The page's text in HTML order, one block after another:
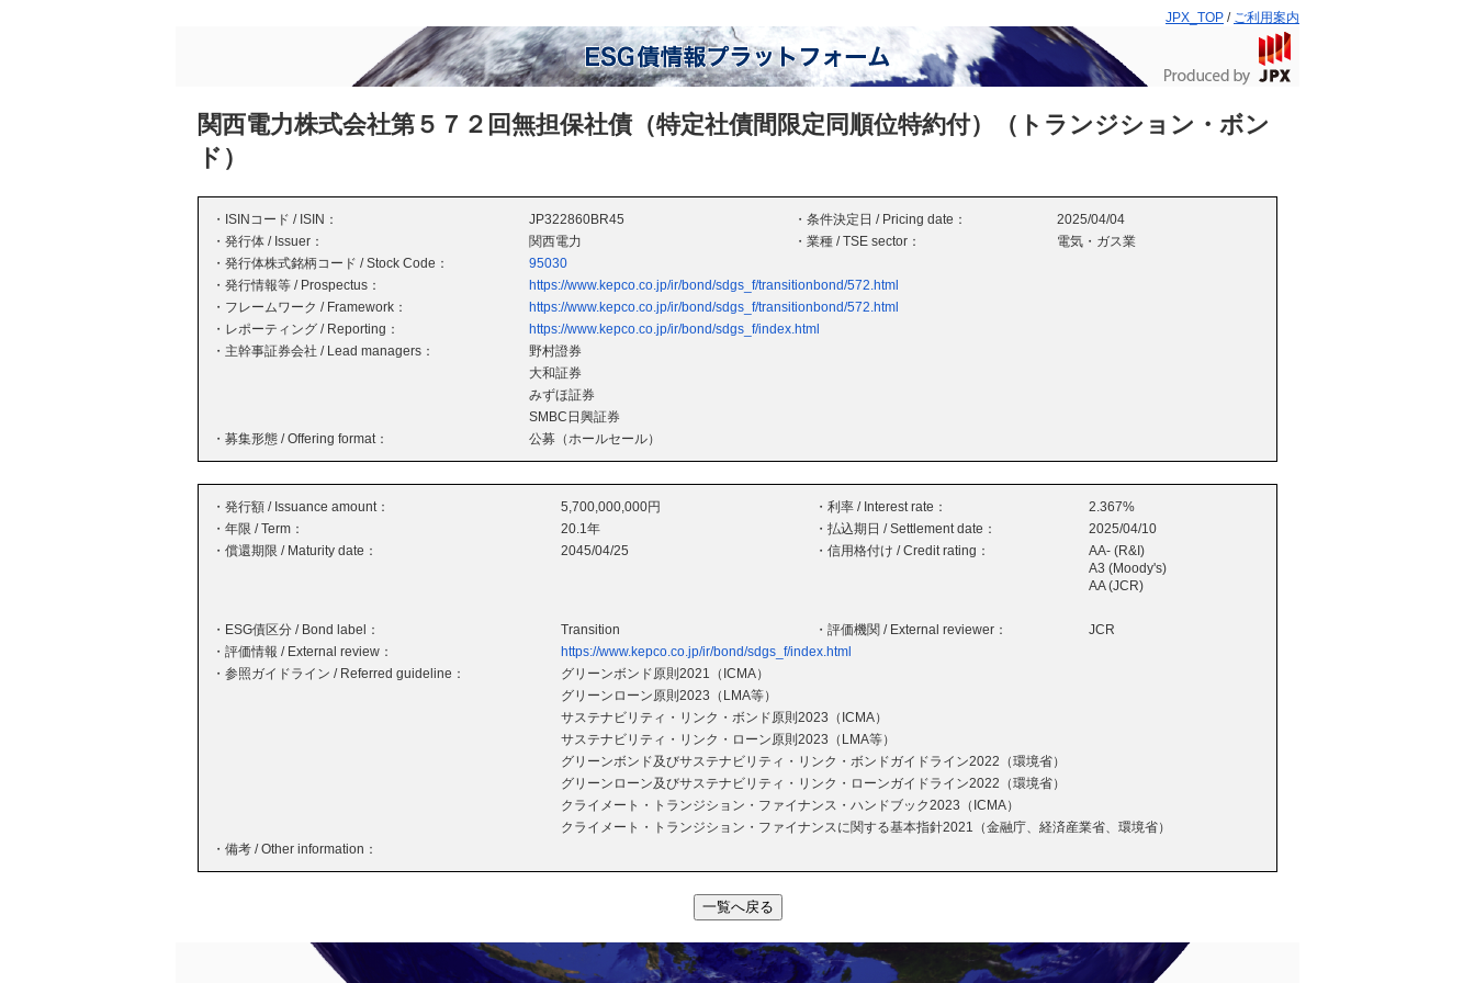
JPX_TOP / ご利用案内
関西電力株式会社第５７２回無担保社債（特定社債間限定同順位特約付）（トランジション・ボン
ド）
・ISINコード / ISIN： JP322860BR45 ・条件決定日 / Pricing date：
2025/04/04
・発行体 / Issuer：
関西電力 ・業種 / TSE sector：
電気・ガス業
・発行体株式銘柄コード / Stock Code：
95030
・発行情報等 / Prospectus：
https://www.kepco.co.jp/ir/bond/sdgs_f/transitionbond/572.html
・フレームワーク / Framework：
https://www.kepco.co.jp/ir/bond/sdgs_f/transitionbond/572.html
・レポーティング / Reporting：
https://www.kepco.co.jp/ir/bond/sdgs_f/index.html
・主幹事証券会社 / Lead managers：
野村證券
大和証券
みずほ証券
SMBC日興証券
・募集形態 / Offering format：
公募（ホールセール）
・発行額 / Issuance amount： 5,700,000,000円 ・利率 / Interest rate：
2.367%
・年限 / Term：
20.1年 ・払込期日 / Settlement date：
2025/04/10
・償還期限 / Maturity date：
2045/04/25 ・信用格付け / Credit rating：
AA- (R&I)
A3 (Moody's)
AA (JCR)
・ESG債区分 / Bond label： Transition ・評価機関 / External reviewer：
JCR
・評価情報 / External review：
https://www.kepco.co.jp/ir/bond/sdgs_f/index.html
・参照ガイドライン / Referred guideline：
グリーンボンド原則2021（ICMA）
グリーンローン原則2023（LMA等）
サステナビリティ・リンク・ボンド原則2023（ICMA）
サステナビリティ・リンク・ローン原則2023（LMA等）
グリーンボンド及びサステナビリティ・リンク・ボンドガイドライン2022（環境省）
グリーンローン及びサステナビリティ・リンク・ローンガイドライン2022（環境省）
クライメート・トランジション・ファイナンス・ハンドブック2023（ICMA）
クライメート・トランジション・ファイナンスに関する基本指針2021（金融庁、経済産業省、環境省）
・備考 / Other information：
一覧へ戻る